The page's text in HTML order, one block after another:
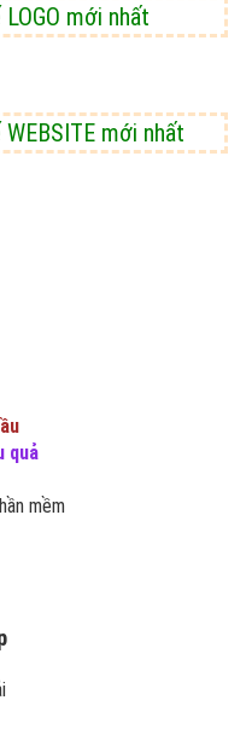
mới nhất
mới nhất
quả
mềm